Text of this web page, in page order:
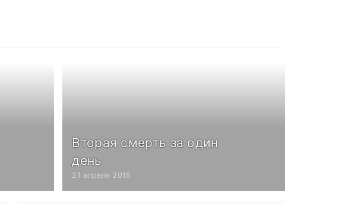
Вторая смерть за один
день
21 апреля 2015